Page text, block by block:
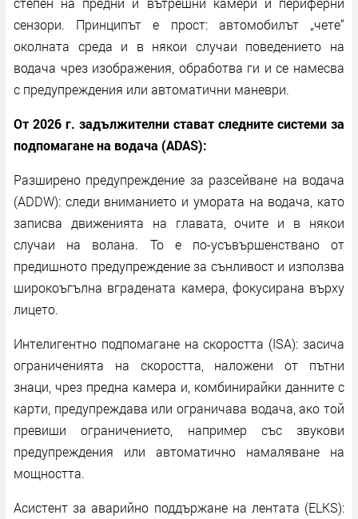
сензори. Принципът е прост: автомобилът „чете“
околната среда и в някои случаи поведението на
водача чрез изображения, обработва ги и се намесва
с предупреждения или автоматични маневри.
От 2026 г. задължителни стават следните системи за
подпомагане на водача (ADAS):
Разширено предупреждение за разсейване на водача
(ADDW): следи вниманието и умората на водача, като
записва движенията на главата, очите и в някои
случаи на волана. То е по-усъвършенствано от
предишното предупреждение за сънливост и използва
широкоъгълна вградената камера, фокусирана върху
лицето.
Интелигентно подпомагане на скоростта (ISA): засича
ограниченията на скоростта, наложени от пътни
знаци, чрез предна камера и, комбинирайки данните с
карти, предупреждава или ограничава водача, ако той
превиши ограничението, например със звукови
предупреждения или автоматично намаляване на
мощността.
Асистент за аварийно поддържане на лентата (ELKS):